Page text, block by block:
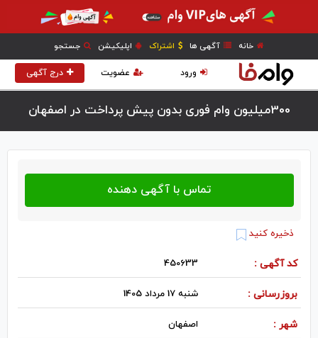
خانه آگهی ها اشتراک اپلیکیشن جستجو
درج آگهی عضویت ورود
300میلیون وام فوری بدون پیش پرداخت در اصفهان
ذخیره کنید
کد آگهی : 450633
بروزرسانی : شنبه 17 مرداد 1405
شهر : اصفهان